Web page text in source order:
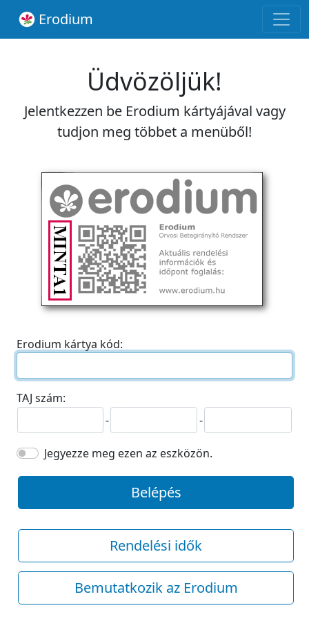
Erodium
Üdvözöljük!
Jelentkezzen be Erodium kártyájával vagy
tudjon meg többet a menüből!
Erodium kártya kód:
TAJ szám:
-
-
Jegyezze meg ezen az eszközön.
Belépés
Rendelési idők
Bemutatkozik az Erodium